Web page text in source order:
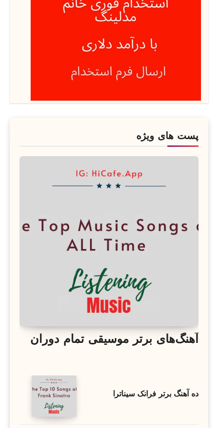
پست های ویژه
آهنگ‌های برتر موسیقی تمام دوران
ده آهنگ برتر فرانک سیناترا